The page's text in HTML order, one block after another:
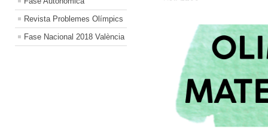
Revista Problemes Olímpics
Fase Nacional 2018 València